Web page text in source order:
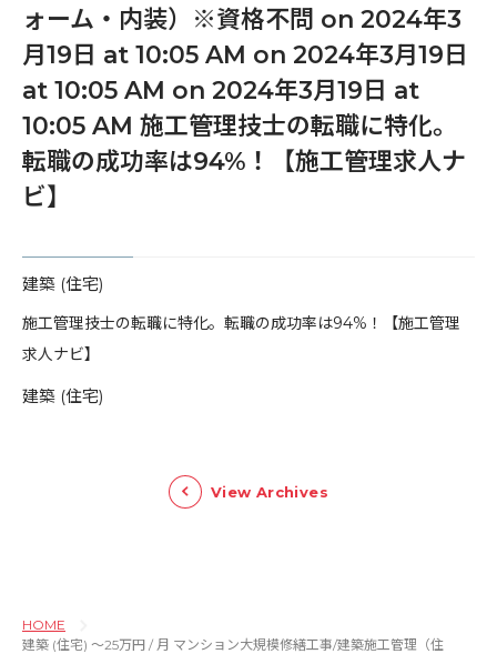
ォーム・内装）※資格不問 on 2024年3
月19日 at 10:05 AM on 2024年3月19日
at 10:05 AM on 2024年3月19日 at
10:05 AM 施工管理技士の転職に特化。
転職の成功率は94%！【施工管理求人ナ
ビ】
建築 (住宅)
​施工管理技士の転職に特化。転職の成功率は94%！【施工管理
求人ナビ】
建築 (住宅)
View Archives
HOME
建築 (住宅) 〜25万円 / 月 マンション大規模修繕工事/建築施工管理（住